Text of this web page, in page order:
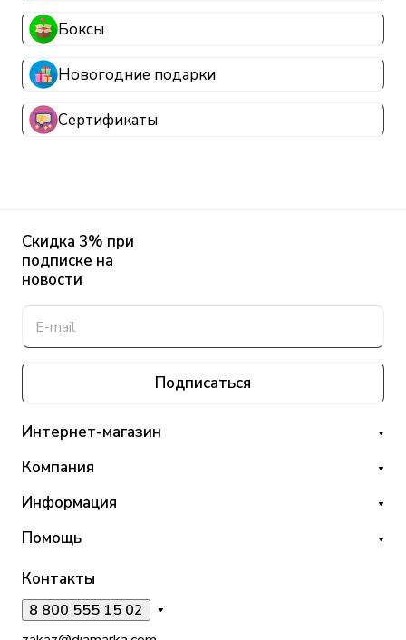
Боксы
Новогодние подарки
Сертификаты
Скидка 3% при
подписке на
новости
Подписаться
Интернет-магазин
Компания
Информация
Помощь
Контакты
8 800 555 15 02